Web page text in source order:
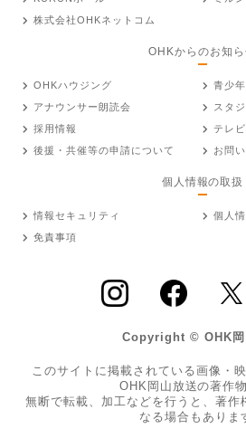
株式会社OHKネットコム
OHKからのお知
OHKハウジング
青少
アナウンサー朗読会
スタ
採用情報
テレ
後援・共催等の申請について
お問
個人情報の取扱
情報セキュリティ
個人
免責事項
Copyright © OHK岡
このサイトに掲載されている画像・
OHK岡山放送の著作物
無断で転載、加工などを行うと、著作
なる場合もありま